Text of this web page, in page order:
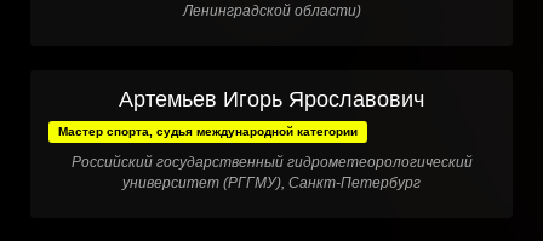
Ленинградской области)
Артемьев Игорь Ярославович
Мастер спорта, судья международной категории
Российский государственный гидрометеорологический
университет (РГГМУ), Санкт-Петербург